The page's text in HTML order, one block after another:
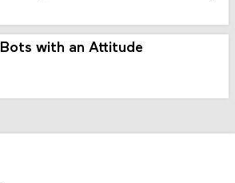
Bots with an Attitude